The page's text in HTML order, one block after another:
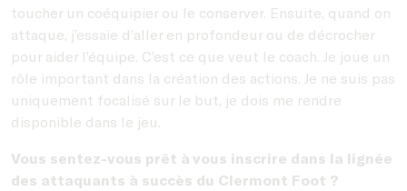
toucher un coéquipier ou le conserver. Ensuite, quand on
attaque, j’essaie d’aller en profondeur ou de décrocher
pour aider l’équipe. C’est ce que veut le coach. Je joue un
rôle important dans la création des actions. Je ne suis pas
uniquement focalisé sur le but, je dois me rendre
disponible dans le jeu.
Vous sentez-vous prêt à vous inscrire dans la lignée
des attaquants à succès du Clermont Foot ?